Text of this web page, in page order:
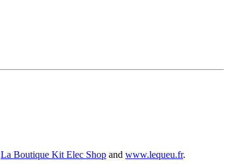
La Boutique Kit Elec Shop and www.lequeu.fr.